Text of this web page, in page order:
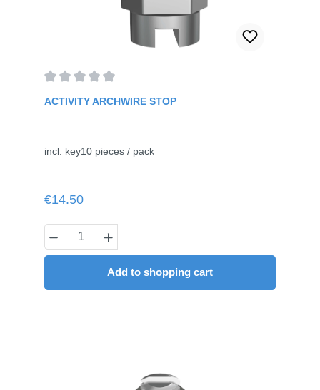
ACTIVITY ARCHWIRE STOP
incl. key10 pieces / pack
Regular price:
€14.50
Product Quantity: Enter the desired
Add to shopping cart